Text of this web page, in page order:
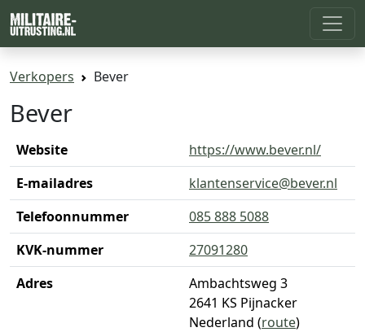
Verkopers Bever
Bever
Website
https://www.bever.nl/
E-mailadres
klantenservice@bever.nl
Telefoonnummer
085 888 5088
KVK-nummer
27091280
Adres
Ambachtsweg 3
2641 KS Pijnacker
Nederland (route)